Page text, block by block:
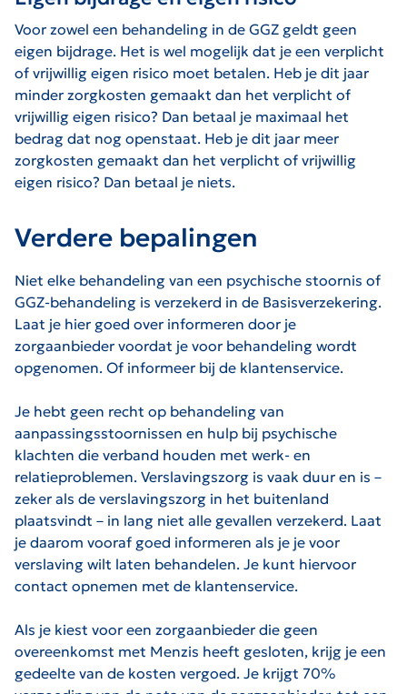
Voor zowel een behandeling in de GGZ geldt geen
eigen bijdrage. Het is wel mogelijk dat je een verplicht
of vrijwillig eigen risico moet betalen. Heb je dit jaar
minder zorgkosten gemaakt dan het verplicht of
vrijwillig eigen risico? Dan betaal je maximaal het
bedrag dat nog openstaat. Heb je dit jaar meer
zorgkosten gemaakt dan het verplicht of vrijwillig
eigen risico? Dan betaal je niets.
Verdere bepalingen
Niet elke behandeling van een psychische stoornis of
GGZ-behandeling is verzekerd in de Basisverzekering.
Laat je hier goed over informeren door je
zorgaanbieder voordat je voor behandeling wordt
opgenomen. Of informeer bij de klantenservice.
Je hebt geen recht op behandeling van
aanpassingsstoornissen en hulp bij psychische
klachten die verband houden met werk- en
relatieproblemen. Verslavingszorg is vaak duur en is –
zeker als de verslavingszorg in het buitenland
plaatsvindt – in lang niet alle gevallen verzekerd. Laat
je daarom vooraf goed informeren als je je voor
verslaving wilt laten behandelen. Je kunt hiervoor
contact opnemen met de klantenservice.
Als je kiest voor een zorgaanbieder die geen
overeenkomst met Menzis heeft gesloten, krijg je een
gedeelte van de kosten vergoed. Je krijgt 70%